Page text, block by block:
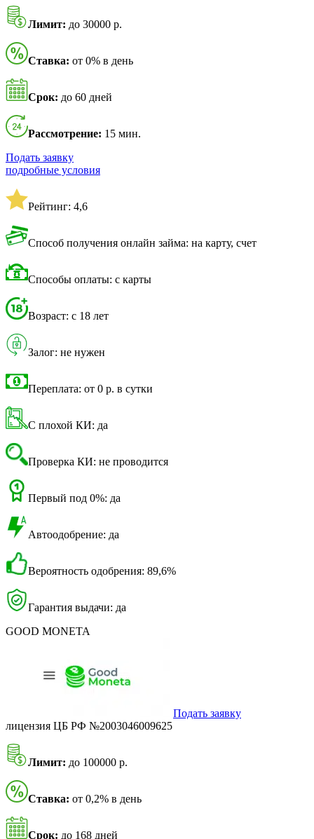
Лимит: до 30000 р.
Ставка: от 0% в день
Срок: до 60 дней
Рассмотрение: 15 мин.
Подать заявку
подробные условия
Рейтинг: 4,6
Способ получения онлайн займа: на карту, счет
Способы оплаты: с карты
Возраст: с 18 лет
Залог: не нужен
Переплата: от 0 р. в сутки
С плохой КИ: да
Проверка КИ: не проводится
Первый под 0%: да
Автоодобрение: да
Вероятность одобрения: 89,6%
Гарантия выдачи: да
GOOD MONETA
Подать заявку
лицензия ЦБ РФ №2003046009625
Лимит: до 100000 р.
Ставка: от 0,2% в день
Срок: до 168 дней